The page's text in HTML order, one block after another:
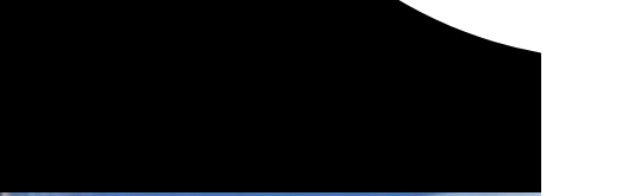
a varios jóvenes cerca de